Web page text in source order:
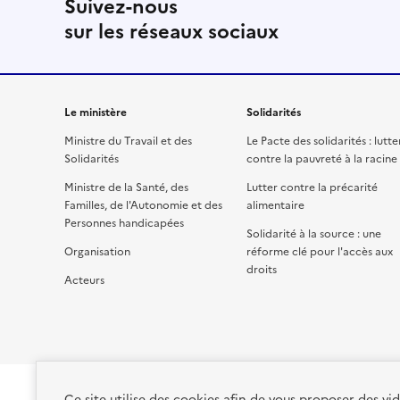
Suivez-nous
sur les réseaux sociaux
Le ministère
Ministre du Travail et des
Solidarités
Ministre de la Santé, des
Familles, de l'Autonomie et des
Personnes handicapées
Organisation
Acteurs
Solidarités
Le Pacte des solidarités :
contre la pauvreté à la racine
Lutter contre la précarité
alimentaire
Solidarité à la source : une
réforme clé pour l'accès aux
droits